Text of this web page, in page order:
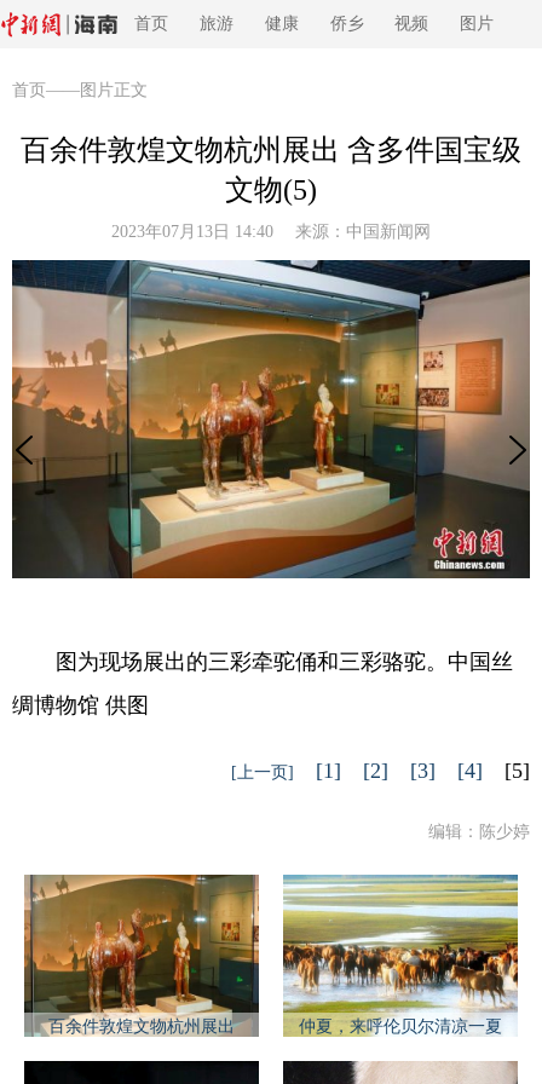
首页 旅游 健康 侨乡 视频 图片
首页 ——图片正文
百余件敦煌文物杭州展出 含多件国宝级
文物(5)
2023年07月13日 14:40 来源： 中国新闻网
图为现场展出的三彩牵驼俑和三彩骆驼。中国丝
绸博物馆 供图
[上一页] [1] [2] [3] [4] [5]
编辑：陈少婷
百余件敦煌文物杭州展出 仲夏，来呼伦贝尔清凉一夏